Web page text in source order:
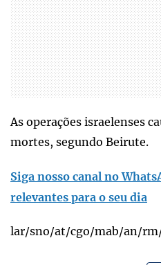
As operações israelenses
mortes, segundo Beirute.
Siga nosso canal no
relevantes para o seu dia
lar/sno/at/cgo/mab/an/